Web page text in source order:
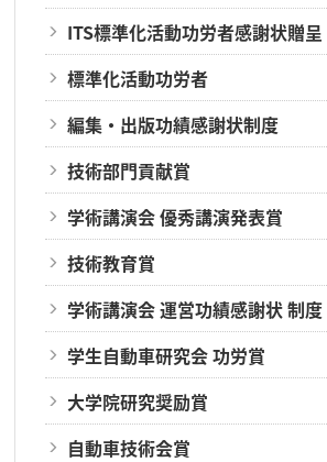
ITS標準化活動功労者感謝状贈呈
標準化活動功労者
編集・出版功績感謝状制度
技術部門貢献賞
学術講演会 優秀講演発表賞
技術教育賞
学術講演会 運営功績感謝状 制度
学生自動車研究会 功労賞
大学院研究奨励賞
自動車技術会賞